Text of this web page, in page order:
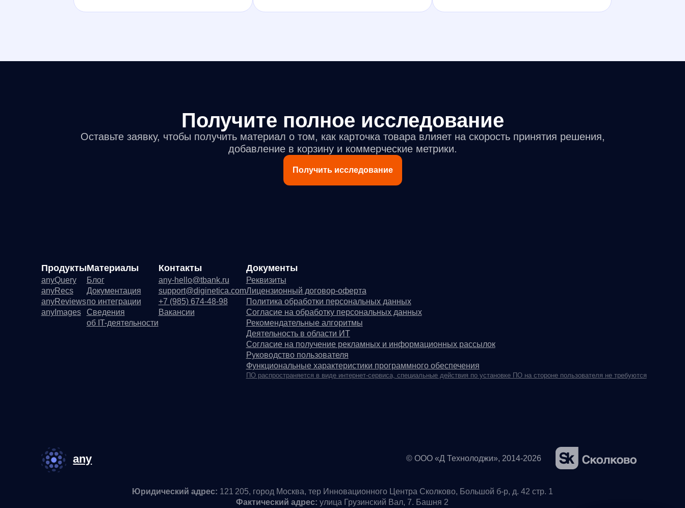
Получите полное исследование
Оставьте заявку, чтобы получить материал о том, как карточка товара влияет на скорость принятия решения,
добавление в корзину и коммерческие метрики.
Получить исследование
© ООО «Д Технолоджи», 2014-2026
121 205, город Москва, тер Инновационного Центра Сколково, Большой б-р, д. 42 стр. 1
Фактический адрес:улица Грузинский Вал, 7. Башня 2
ПО распространяется в виде интернет-сервиса, специальные действия по установке ПО на стороне пользователя не требуются